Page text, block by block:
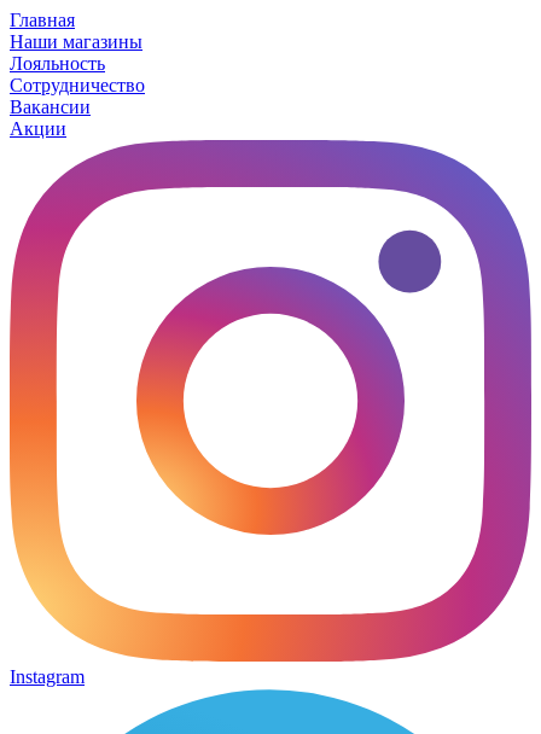
Главная
Наши магазины
Лояльность
Сотрудничество
Вакансии
Акции
Instagram